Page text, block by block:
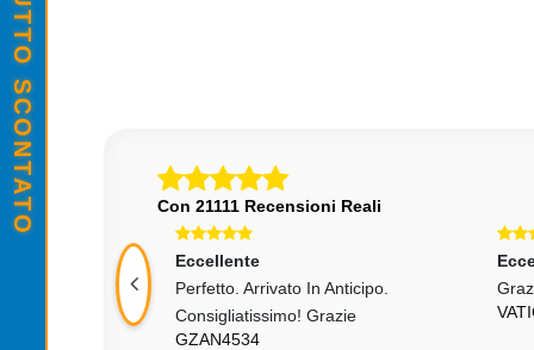
Con 21111 Recensioni Reali
Eccellente
Perfetto. Arrivato In Anticipo.
Consigliatissimo! Grazie
GZAN4534